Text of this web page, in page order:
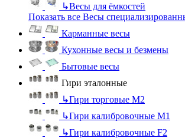
↳Весы для ёмкостей
Показать все Весы
Карманные весы
Кухонные весы и безмены
Бытовые весы
Гири эталонные
↳Гири торговые М2
↳Гири калибровочные М1
↳Гири калибровочные F2